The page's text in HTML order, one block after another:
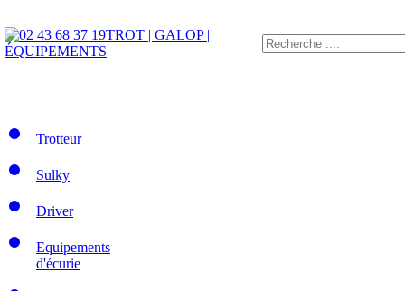
TROT | GALOP |
ÉQUIPEMENTS
Trotteur
Sulky
Driver
Equipements
d'écurie